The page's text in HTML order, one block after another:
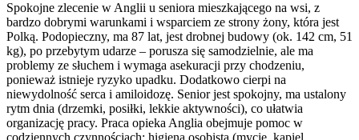
Spokojne zlecenie w Anglii u seniora mieszkającego na wsi, z
bardzo dobrymi warunkami i wsparciem ze strony żony, która jest
Polką. Podopieczny, ma 87 lat, jest drobnej budowy (ok. 142 cm, 51
kg), po przebytym udarze – porusza się samodzielnie, ale ma
problemy ze słuchem i wymaga asekuracji przy chodzeniu,
ponieważ istnieje ryzyko upadku. Dodatkowo cierpi na
niewydolność serca i amiloidozę. Senior jest spokojny, ma ustalony
rytm dnia (drzemki, posiłki, lekkie aktywności), co ułatwia
organizację pracy. Praca opieka Anglia obejmuje pomoc w